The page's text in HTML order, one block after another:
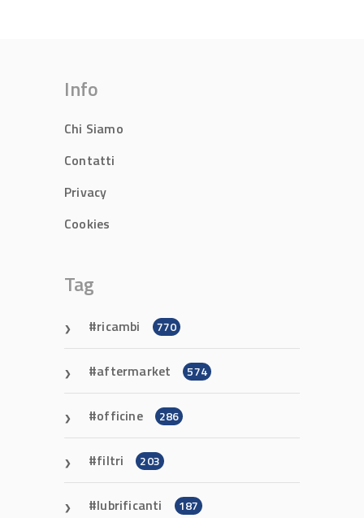
Info
Chi Siamo
Contatti
Privacy
Cookies
Tag
ricambi 770
aftermarket 574
officine 286
filtri 203
lubrificanti 187